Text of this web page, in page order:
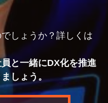
しょうか？詳しくは
と一緒にDX化を推進
しょう。